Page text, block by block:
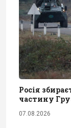
Росія
частину
07.08.2026